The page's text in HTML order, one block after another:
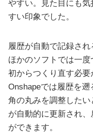
やすい。見た目にも
すい印象でした。
履歴が自動で記録され
ほかのソフトでは一
初からつくり直す必要
Onshapeでは履歴を遡
角の丸みを調整した
が自動的に更新され
ができます。